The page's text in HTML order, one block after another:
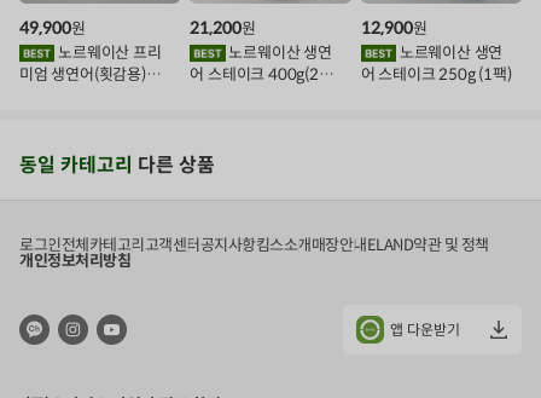
에
담
기
노르웨이산 프리
미엄 생연어(횟감용)
49,900원
에
담
기
노르웨이산 생연
어 스테이크 400g(2조
21,200원
에
담
기
어 스테이크 250g (1팩)
12,900원
동일 카테고리 다른 상품